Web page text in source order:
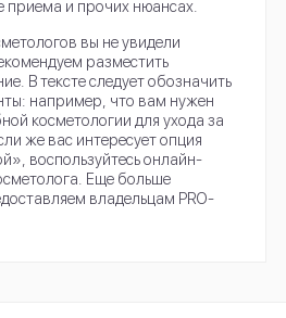
приема и прочих нюансах.
вы не увидели
разместить
В тексте следует обозначить
например, что вам нужен
косметологии для ухода за
же вас интересует опция
воспользуйтесь онлайн-
Еще больше
владельцам PRO-